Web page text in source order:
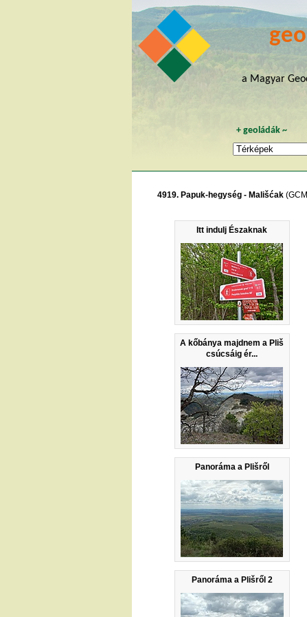
a Magyar
+geoládák ~
4919. Papuk-hegység - Mališćak
Itt indulj Északnak
A kőbánya majdnem a Pliš
csúcsáig ér...
Panoráma a Plišről
Panoráma a Plišről 2